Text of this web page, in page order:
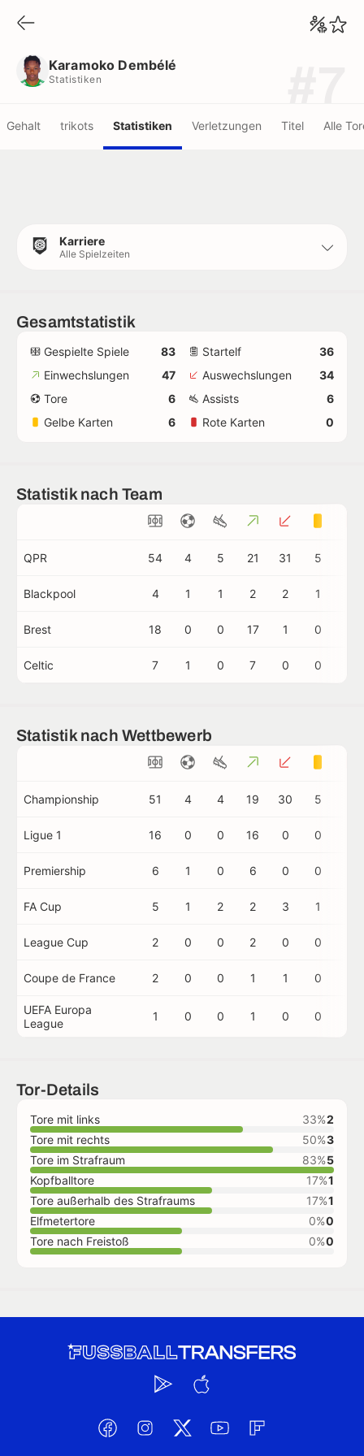
Karamoko Dembélé
Statistiken
Gehalt trikots Statistiken Verletzungen Titel Alle
Karriere
Alle Spielzeiten
Gesamtstatistik
Gespielte Spiele 83 Startelf
36
Einwechslungen
47 Auswechslungen
34
Tore
6 Assists
6
Gelbe Karten
6 Rote Karten 0
Statistik nach Team
QPR 54 4 5 21 31 5
Blackpool 4 1 1 2 2 1
Brest 18 0 0 17 1 0
Celtic 7 1 0 7 0 0
Statistik nach Wettbewerb
Championship 51 4 4 19 30 5
Ligue 1 16 0 0 16 0 0
Premiership 6 1 0 6 0 0
FA Cup 5 1 2 2 3 1
League Cup 2 0 0 2 0 0
Coupe de France 2 0 0 1 1 0
UEFA Europa
League
1 0 0 1 0 0
Tor-Details
Tore mit links 33%2
Tore mit rechts
50%3
Tore im Strafraum
83%5
Kopfballtore
17%1
Tore außerhalb des Strafraums
17%1
Elfmetertore
0%0
Tore nach Freistoß
0%0